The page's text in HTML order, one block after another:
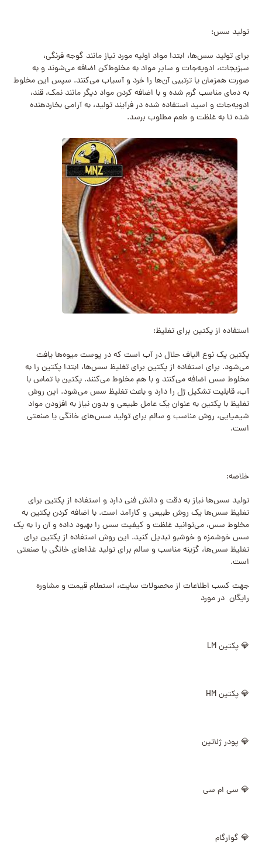
تولید سس:
برای تولید سس‌ها، ابتدا مواد اولیه مورد نیاز مانند گوجه فرنگی،
سبزیجات، ادویه‌جات و سایر مواد به مخلوط‌کن اضافه می‌شوند و به
صورت همزمان یا ترتیبی آن‌ها را خرد و آسیاب می‌کنند. سپس این مخلوط
به دمای مناسب گرم شده و با اضافه کردن مواد دیگر مانند نمک، قند،
ادویه‌جات و اسید استفاده شده در فرآیند تولید، به آرامی بخاردهنده
شده تا به غلظت و طعم مطلوب برسد.
استفاده از پکتین برای تغلیظ:
پکتین یک نوع الیاف حلال در آب است که در پوست میوه‌ها یافت
می‌شود. برای استفاده از پکتین برای تغلیظ سس‌ها، ابتدا پکتین را به
مخلوط سس اضافه می‌کنند و با هم مخلوط می‌کنند. پکتین با تماس با
آب، قابلیت تشکیل ژل را دارد و باعث تغلیظ سس می‌شود. این روش
تغلیظ با پکتین به عنوان یک عامل طبیعی و بدون نیاز به افزودن مواد
شیمیایی، روش مناسب و سالم برای تولید سس‌های خانگی یا صنعتی
است.
خلاصه:
تولید سس‌ها نیاز به دقت و دانش فنی دارد و استفاده از پکتین برای
تغلیظ سس‌ها یک روش طبیعی و کارآمد است. با اضافه کردن پکتین به
مخلوط سس، می‌توانید غلظت و کیفیت سس را بهبود داده و آن را به یک
سس خوشمزه و خوشبو تبدیل کنید. این روش استفاده از پکتین برای
تغلیظ سس‌ها، گزینه مناسب و سالم برای تولید غذاهای خانگی یا صنعتی
است.
جهت کسب اطلاعات از محصولات سایت، استعلام قیمت و مشاوره
رایگان در مورد
💎 پکتین LM
💎 پکتین HM
💎 پودر ژلاتین
💎 سی ام سی
💎 گوارگام